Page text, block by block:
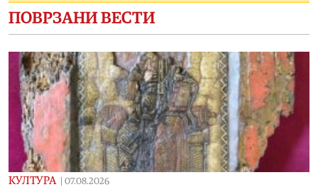
ПОВРЗАНИ ВЕСТИ
КУЛТУРА 07.08.2026